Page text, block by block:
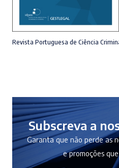
Revista Portuguesa de Ciência
Subscreva a
Garanta que não perde as
e promoções